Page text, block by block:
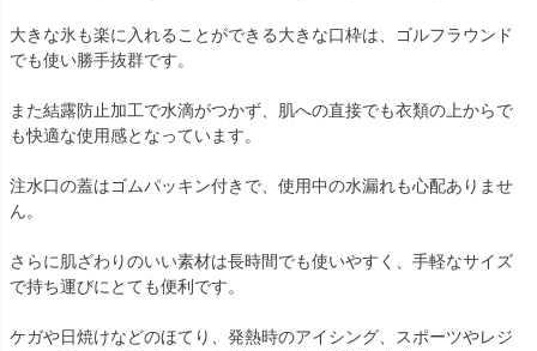
大きな氷も楽に入れることができる大きな口枠は、ゴルフラウンド
でも使い勝手抜群です。
また結露防止加工で水滴がつかず、肌への直接でも衣類の上からで
も快適な使用感となっています。
注水口の蓋はゴムパッキン付きで、使用中の水漏れも心配ありませ
ん。
さらに肌ざわりのいい素材は長時間でも使いやすく、手軽なサイズ
で持ち運びにとても便利です。
ケガや日焼けなどのほてり、発熱時のアイシング、スポーツやレジ